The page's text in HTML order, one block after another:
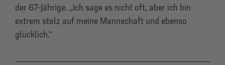
der 67-Jährige. „Ich sage es nicht oft, aber ich bin
extrem stolz auf meine Mannschaft und ebenso
glücklich.“